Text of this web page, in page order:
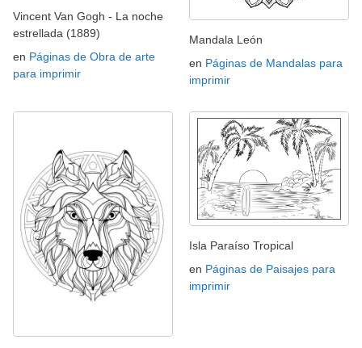
Vincent Van Gogh - La noche
estrellada (1889)
en Páginas de Obra de arte
para imprimir
Mandala León
en Páginas de Mandalas para
imprimir
Isla Paraíso Tropical
en Páginas de Paisajes para
imprimir